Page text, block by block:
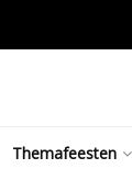
Themafeesten